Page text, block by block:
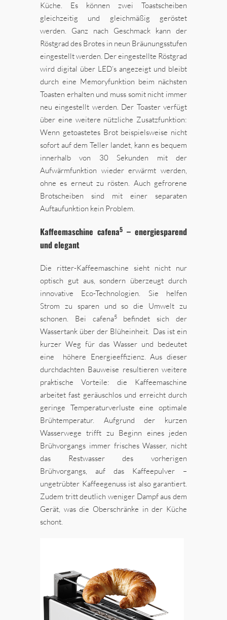
Küche. Es können zwei Toastscheiben
gleichzeitig und gleichmäßig geröstet
werden. Ganz nach Geschmack kann der
Röstgrad des Brotes in neun Bräunungsstufen
eingestellt werden. Der eingestellte Röstgrad
wird digital über LED’s angezeigt und bleibt
durch eine Memoryfunktion beim nächsten
Toasten erhalten und muss somit nicht immer
neu eingestellt werden. Der Toaster verfügt
über eine weitere nützliche Zusatzfunktion:
Wenn getoastetes Brot beispielsweise nicht
sofort auf dem Teller landet, kann es bequem
innerhalb von 30 Sekunden mit der
Aufwärmfunktion wieder erwärmt werden,
ohne es erneut zu rösten. Auch gefrorene
Brotscheiben sind mit einer separaten
Auftaufunktion kein Problem.
Kaffeemaschine cafena5 – energiesparend
und elegant
Die ritter-Kaffeemaschine sieht nicht nur
optisch gut aus, sondern überzeugt durch
innovative Eco-Technologien. Sie helfen
Strom zu sparen und so die Umwelt zu
schonen. Bei cafena5befindet sich der
Wassertank über der Blüheinheit. Das ist ein
kurzer Weg für das Wasser und bedeutet
eine höhere Energieeffizienz. Aus dieser
durchdachten Bauweise resultieren weitere
praktische Vorteile: die Kaffeemaschine
arbeitet fast geräuschlos und erreicht durch
geringe Temperaturverluste eine optimale
Brühtemperatur. Aufgrund der kurzen
Wasserwege trifft zu Beginn eines jeden
Brühvorgangs immer frisches Wasser, nicht
das Restwasser des vorherigen
Brühvorgangs, auf das Kaffeepulver –
ungetrübter Kaffeegenuss ist also garantiert.
Zudem tritt deutlich weniger Dampf aus dem
Gerät, was die Oberschränke in der Küche
schont.